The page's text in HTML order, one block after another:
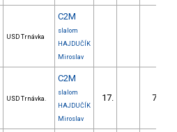
USD Trnávka
C2M
slalom
HAJDUČÍK
Miroslav
USD Trnávka.
C2M
slalom
HAJDUČÍK
Miroslav
17. 76.63